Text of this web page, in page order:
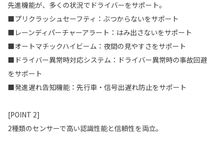
先進機能が、多くの状況でドライバーをサポート。
■プリクラッシュセーフティ：ぶつからないをサポート
■レーンディパーチャーアラート：はみ出さないをサポート
■オートマチックハイビーム：夜間の見やすさをサポート
■ドライバー異常時対応システム：ドライバー異常時の事故回避
をサポート
■発進遅れ告知機能：先行車・信号出遅れ防止をサポート
[POINT 2]
2種類のセンサーで高い認識性能と信頼性を両立。